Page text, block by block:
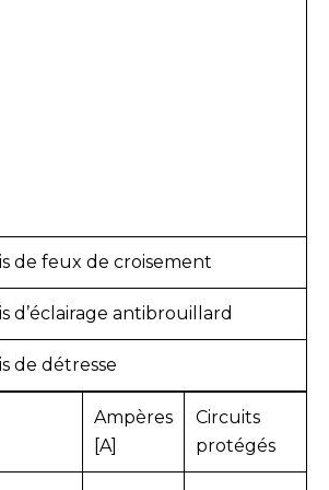
de feux de croisement
d’éclairage antibrouillard
de détresse
Ampères
[A]
Circuits
protégés